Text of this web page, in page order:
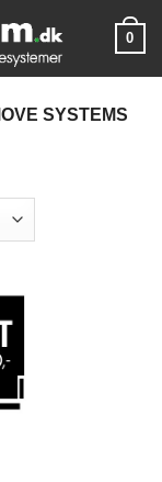
0
SYSTEMS